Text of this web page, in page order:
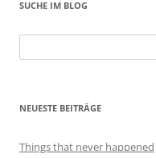
SUCHE IM BLOG
nach:
NEUESTE BEITRÄGE
Things that never happened